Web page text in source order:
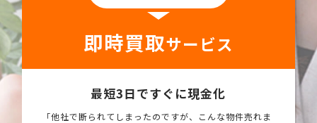
即時買取サービス
最短3日ですぐに現金化
「他社で断られてしまったのですが、こんな物件売れま